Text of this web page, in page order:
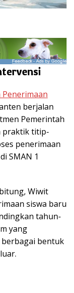
Penerimaan
berjalan
Pemerintah
praktik titip-
penerimaan
SMAN 1
Wiwit
siswa baru
tahun-
yang
bentuk